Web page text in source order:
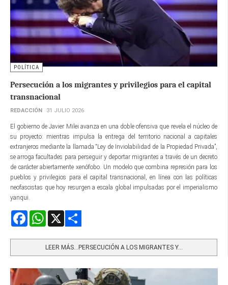
POLÍTICA
Persecución a los migrantes y privilegios para el capital
transnacional
REDACCIÓN 31 JULIO 2026
El gobierno de Javier Milei avanza en una doble ofensiva que revela el núcleo de
su proyecto: mientras impulsa la entrega del territorio nacional a capitales
extranjeros mediante la llamada “Ley de Inviolabilidad de la Propiedad Privada”,
se arroga facultades para perseguir y deportar migrantes a través de un decreto
de carácter abiertamente xenófobo. Un modelo que combina represión para los
pueblos y privilegios para el capital transnacional, en línea con las políticas
neofascistas que hoy resurgen a escala global impulsadas por el imperialismo
yanqui.
FacebookWhatsApp
LEER MÁS…PERSECUCIÓN A LOS MIGRANTES Y...